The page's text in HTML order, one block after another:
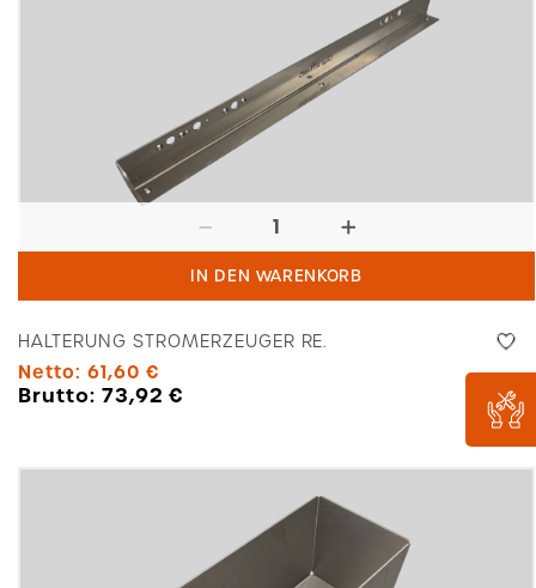
Stromerzeuger
IN DEN WARENKORB
HALTERUNG STROMERZEUGER RE.
Netto: 61,60 €
Brutto: 73,92€